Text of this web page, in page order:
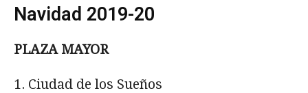
Navidad 2019-20
PLAZA MAYOR
Ciudad de los Sueños